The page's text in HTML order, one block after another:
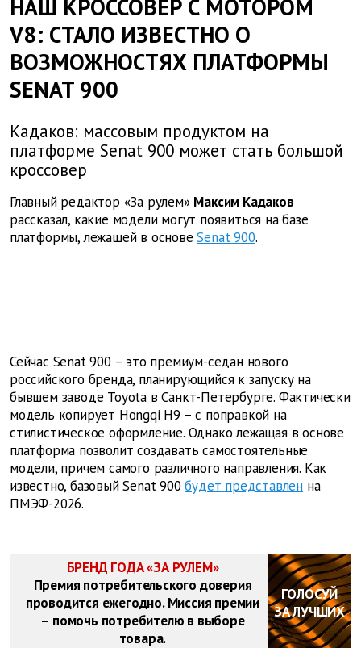
НАШ КРОССОВЕР С МОТОРОМ
V8: СТАЛО ИЗВЕСТНО О
ВОЗМОЖНОСТЯХ ПЛАТФОРМЫ
SENAT 900
Кадаков: массовым продуктом на
платформе Senat 900 может стать большой
кроссовер
Главный редактор «За рулем» Максим Кадаков
рассказал, какие модели могут появиться на базе
платформы, лежащей в основе Senat 900.
Сейчас Senat 900 – это премиум-седан нового
российского бренда, планирующийся к запуску на
бывшем заводе Toyota в Санкт-Петербурге. Фактически
модель копирует Hongqi H9 – с поправкой на
стилистическое оформление. Однако лежащая в основе
платформа позволит создавать самостоятельные
модели, причем самого различного направления. Как
известно, базовый Senat 900 будет представлен на
ПМЭФ-2026.
БРЕНД ГОДА «ЗА РУЛЕМ»
Премия потребительского доверия
проводится ежегодно. Миссия премии
– помочь потребителю в выборе
товара.
ГОЛОСУЙ
ЗА ЛУЧШИХ